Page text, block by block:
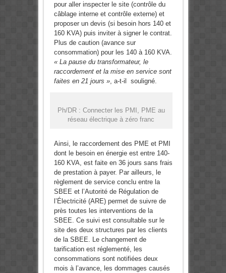
pour aller inspecter le site (contrôle du
câblage interne et contrôle externe) et
proposer un devis (si besoin hors 140 et
160 KVA) puis inviter à signer le contrat.
Plus de caution (avance sur
consommation) pour les 140 à 160 KVA.
« La pause du transformateur, le
raccordement et la mise en service sont
faites en 21 jours », a-t-il souligné.
Ph/DR : Connecter les PMI, PME au
réseau électrique à zéro franc
Ainsi, le raccordement des PME et PMI
dont le besoin en énergie est entre 140-
160 KVA, est faite en 36 jours sans frais
de prestation à payer. Par ailleurs, le
règlement de service conclu entre la
SBEE et l’Autorité de Régulation de
l’Électricité (ARE) permet de suivre de
près toutes les interventions de la
SBEE. Ce suivi est consultable sur le
site des deux structures par les clients
de la SBEE. Le changement de
tarification est réglementé, les
consommations sont notifiées deux
mois à l’avance, les dommages causés